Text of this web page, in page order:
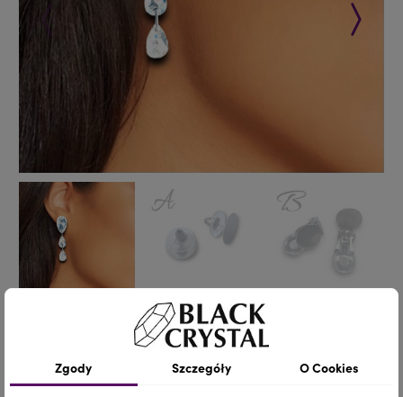
Poprzedni
KOLCZYKI / KLIPSY - CRYSTAL
32,00 zł
Zgody Szczegóły O Cookies